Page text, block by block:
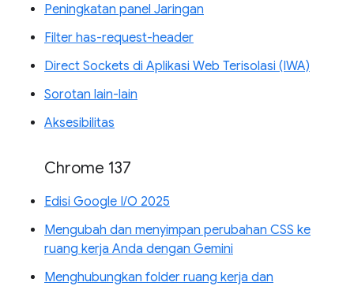
Peningkatan panel Jaringan
Filter has-request-header
Direct Sockets di Aplikasi Web Terisolasi (IWA)
Sorotan lain-lain
Aksesibilitas
Chrome 137
Edisi Google I/O 2025
Mengubah dan menyimpan perubahan CSS ke
ruang kerja Anda dengan Gemini
Menghubungkan folder ruang kerja dan